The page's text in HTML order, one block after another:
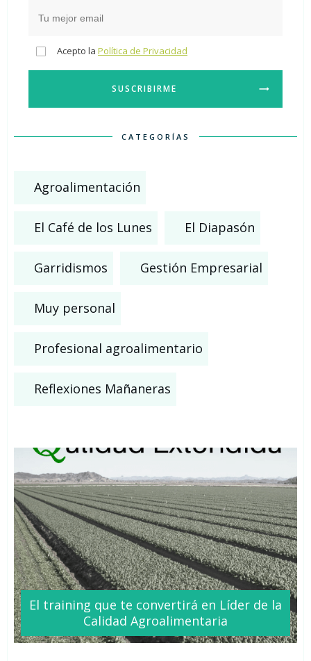
Acepto la Política de Privacidad
SUSCRIBIRME
CATEGORÍAS
Agroalimentación
El Café de los Lunes El Diapasón
Garridismos Gestión Empresarial
Muy personal
Profesional agroalimentario
Reflexiones Mañaneras
El training que te convertirá en Líder de la
Calidad Agroalimentaria